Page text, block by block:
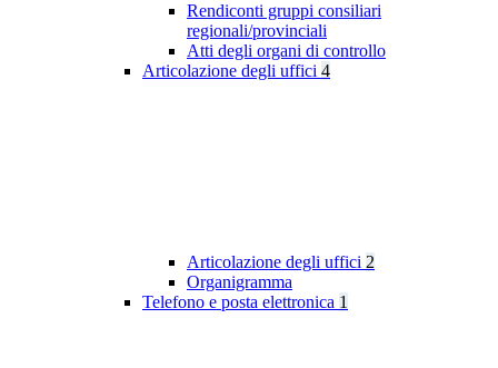
Rendiconti gruppi consiliari
regionali/provinciali
Atti degli organi di controllo
Articolazione degli uffici 4
Articolazione degli uffici 2
Organigramma
Telefono e posta elettronica 1